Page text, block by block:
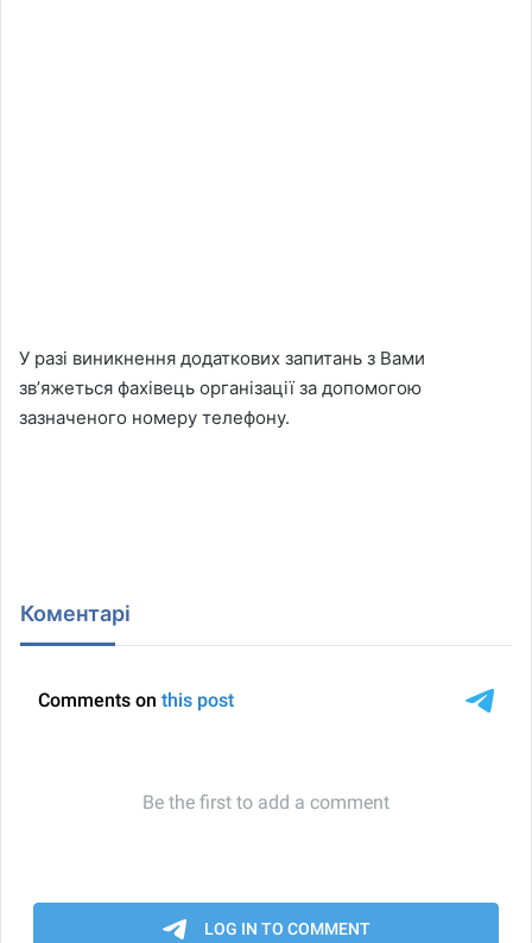
У разі виникнення додаткових запитань з Вами
звʼяжеться фахівець організації за допомогою
зазначеного номеру телефону.
Коментарі